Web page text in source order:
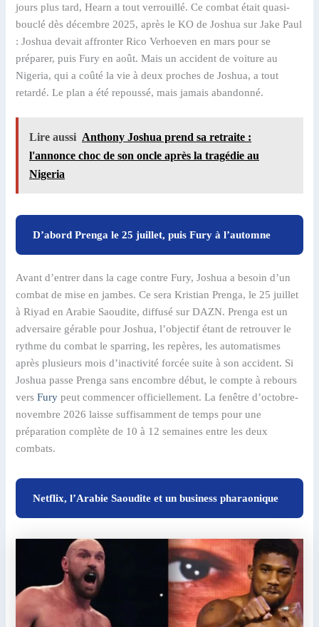
jours plus tard, Hearn a tout verrouillé. Ce combat était quasi-
bouclé dès décembre 2025, après le KO de Joshua sur Jake Paul
: Joshua devait affronter Rico Verhoeven en mars pour se
préparer, puis Fury en août. Mais un accident de voiture au
Nigeria, qui a coûté la vie à deux proches de Joshua, a tout
retardé. Le plan a été repoussé, mais jamais abandonné.
Lire aussi Anthony Joshua prend sa retraite :
l'annonce choc de son oncle après la tragédie au
Nigeria
D’abord Prenga le 25 juillet, puis Fury à l’automne
Avant d’entrer dans la cage contre Fury, Joshua a besoin d’un
combat de mise en jambes. Ce sera Kristian Prenga, le 25 juillet
à Riyad en Arabie Saoudite, diffusé sur DAZN. Prenga est un
adversaire gérable pour Joshua, l’objectif étant de retrouver le
rythme du combat le sparring, les repères, les automatismes
après plusieurs mois d’inactivité forcée suite à son accident. Si
Joshua passe Prenga sans encombre début, le compte à rebours
versFurypeut commencer officiellement. La fenêtre d’octobre-
novembre 2026 laisse suffisamment de temps pour une
préparation complète de 10 à 12 semaines entre les deux
combats.
Netflix, l’Arabie Saoudite et un business pharaonique